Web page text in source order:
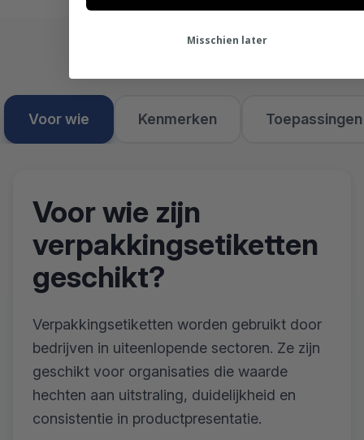
Voor wie Kenmerken Toepassingen
Voor wie zijn
verpakkingsetiketten
geschikt?
Verpakkingsetiketten worden gebruikt door
bedrijven in uiteenlopende sectoren. Ze zijn
geschikt voor organisaties die waarde
hechten aan uitstraling, duidelijkheid en
consistentie in productpresentatie.
Misschien later